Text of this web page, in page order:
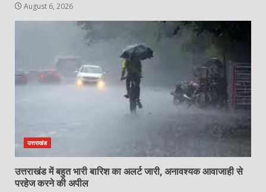
August 6, 2026
उत्तराखंड
उत्तराखंड में बहुत भारी बारिश का अलर्ट जारी, अनावश्यक आवाजाही से
परहेज करने की अपील